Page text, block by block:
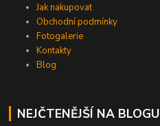
Jak nakupovat
Obchodní podmínky
Fotogalerie
Kontakty
Blog
NEJČTENĚJŠÍ NA BLOGU